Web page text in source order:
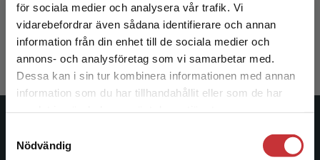
för sociala medier och analysera vår trafik. Vi
vidarebefordrar även sådana identifierare och annan
information från din enhet till de sociala medier och
annons- och analysföretag som vi samarbetar med.
Dessa kan i sin tur kombinera informationen med annan
information som du har tillhandahållit eller som de har
Nödvändig
Begränsad fraktregion
Det verkar som att du besöker
studentlitteratur.se via en enhet utanför Sverige.
Vi erbjuder inte leveranser utanför Sverige. För
att kunna slutföra ett köp måste
Lundahl, Christian m.fl.
217 kr inkl. moms
Exkl. moms: 205 kr